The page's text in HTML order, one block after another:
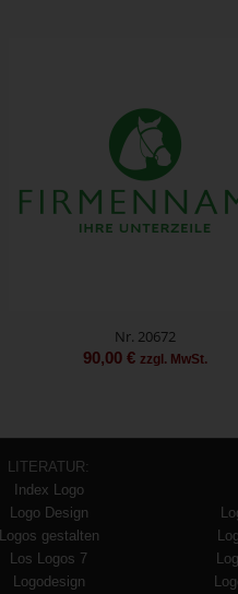
Nr. 20672
90,00 € zzgl. MwSt.
LITERATUR:
Index Logo
Logo Design
Logos gestalten
Los Logos 7
Logodesign